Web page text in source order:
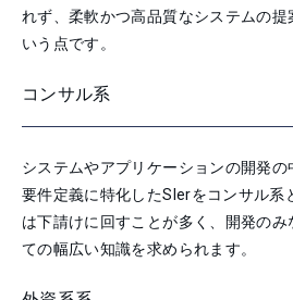
れず、柔軟かつ高品質なシステムの提
いう点です。
コンサル系
システムやアプリケーションの開発
要件定義に特化したSIerをコンサル系
は下請けに回すことが多く、開発の
ての幅広い知識を求められます。